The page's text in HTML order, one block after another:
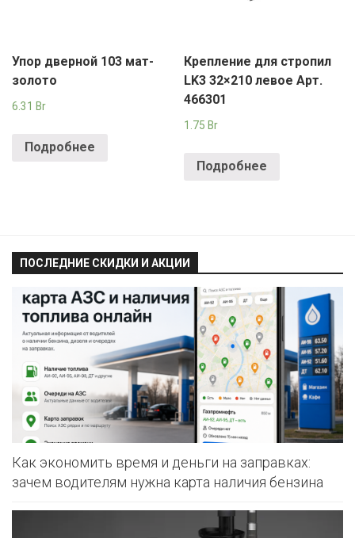
Упор дверной 103 мат-
золото
6.31 Br
Подробнее
Крепление для стропил
LK3 32×210 левое Арт.
466301
1.75 Br
Подробнее
ПОСЛЕДНИЕ СКИДКИ И АКЦИИ
Как экономить время и деньги на заправках:
зачем водителям нужна карта наличия бензина